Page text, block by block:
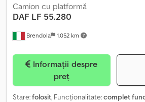
Brendola 1.052 km
Camion cu platformă
DAF LF 55.280
preț
Stare:folosit, Funcționalitate:complet